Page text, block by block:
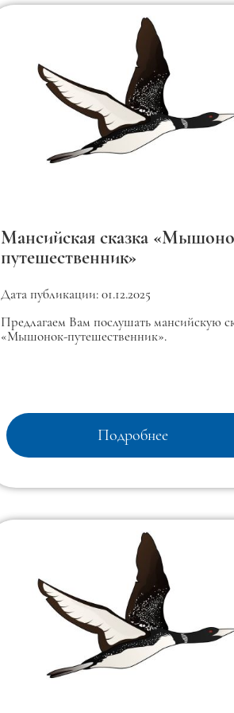
Мансийская сказка
путешественник»
Дата публикации: 01.12.2025
Предлагаем Вам послушать мансийскую
«Мышонок-путешественник».
Подробнее